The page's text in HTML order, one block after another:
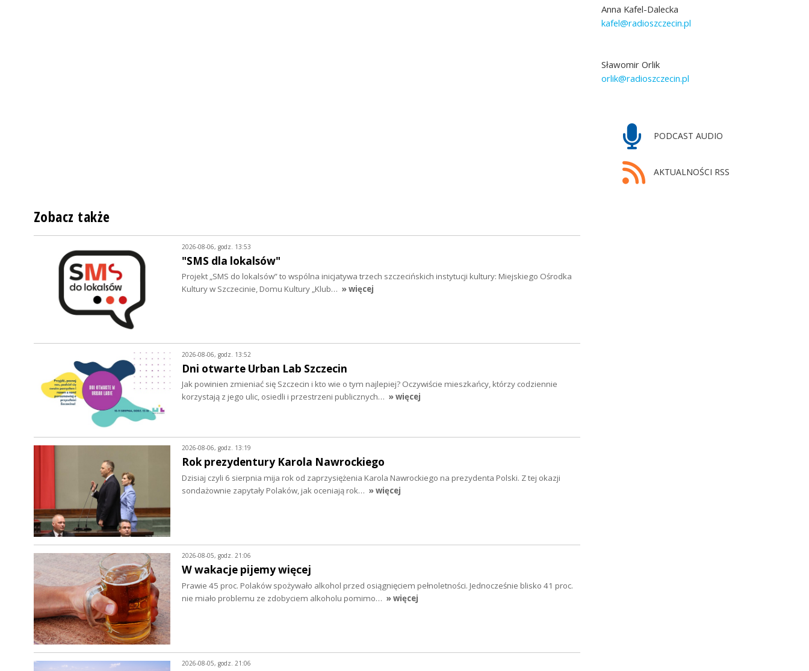
Anna Kafel-Dalecka
kafel@radioszczecin.pl
Sławomir Orlik
orlik@radioszczecin.pl
PODCAST AUDIO
AKTUALNOŚCI RSS
Zobacz także
2026-08-06, godz. 13:53
"SMS dla lokalsów"
Projekt „SMS do lokalsów” to wspólna inicjatywa trzech szczecińskich instytucji kultury: Miejskiego Ośrodka
Kultury w Szczecinie, Domu Kultury „Klub… » więcej
2026-08-06, godz. 13:52
Dni otwarte Urban Lab Szczecin
Jak powinien zmieniać się Szczecin i kto wie o tym najlepiej? Oczywiście mieszkańcy, którzy codziennie
korzystają z jego ulic, osiedli i przestrzeni publicznych… » więcej
2026-08-06, godz. 13:19
Rok prezydentury Karola Nawrockiego
Dzisiaj czyli 6 sierpnia mija rok od zaprzysiężenia Karola Nawrockiego na prezydenta Polski. Z tej okazji
sondażownie zapytały Polaków, jak oceniają rok… » więcej
2026-08-05, godz. 21:06
W wakacje pijemy więcej
Prawie 45 proc. Polaków spożywało alkohol przed osiągnięciem pełnoletności. Jednocześnie blisko 41 proc.
nie miało problemu ze zdobyciem alkoholu pomimo… » więcej
2026-08-05, godz. 21:06